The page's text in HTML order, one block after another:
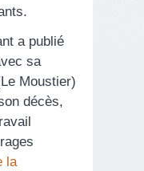
a publié
sa
Moustier)
décès,
la